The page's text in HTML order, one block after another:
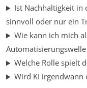
Ist Nachhaltigkeit in
sinnvoll oder nur ein
Wie kann ich mich
Welche Rolle spielt
Wird KI irgendwann